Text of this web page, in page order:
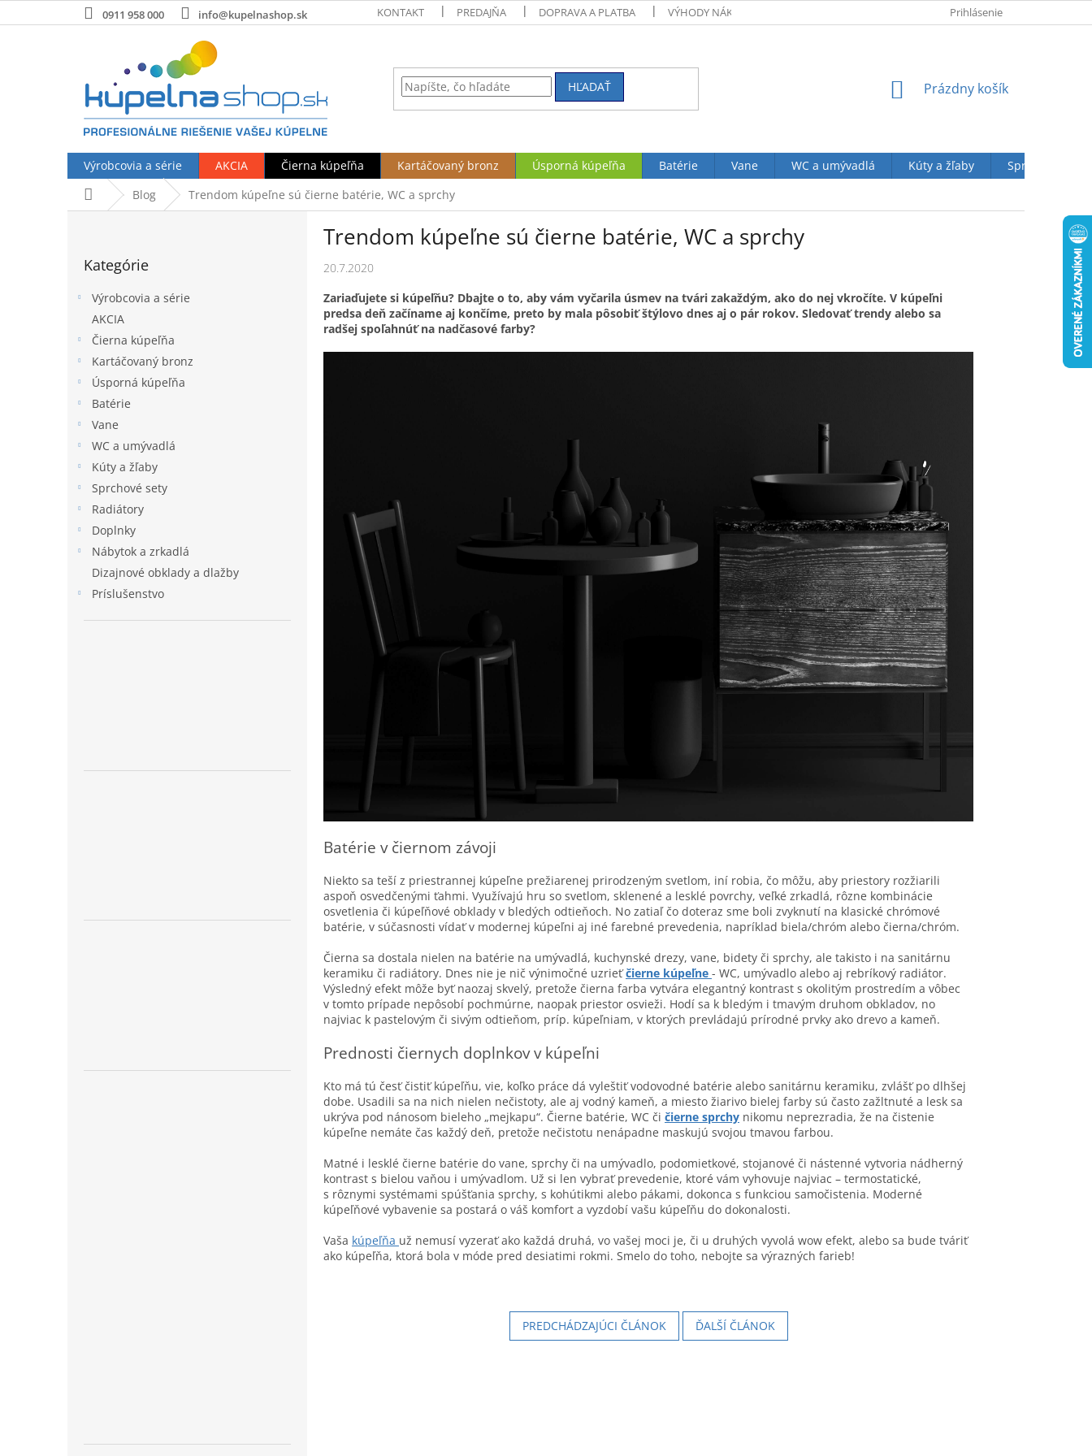
na
0911 958 000 info@kupelnashop.sk KONTAKT PREDAJŇA DOPRAVA A PLATBA VÝHODY NÁKUPU U NÁS OBCHODNÉ PODMIENKY (VOP)Prihlásenie
HĽADAŤ
NÁKUPNÝ
Prázdny košík
Výrobcovia a série AKCIA Čierna kúpeľňa Kartáčovaný bronz Úsporná kúpeľňa Batérie Vane WC a umývadlá Kúty a žľaby
Sprchové sety
DomovBlog Trendom kúpeľne sú čierne batérie, WC a sprchy
kategórie
Kategórie
Výrobcovia a série
AKCIA
Čierna kúpeľňa
Kartáčovaný bronz
Úsporná kúpeľňa
Batérie
Vane
WC a umývadlá
Kúty a žľaby
Sprchové sety
Radiátory
Doplnky
Nábytok a zrkadlá
Dizajnové obklady a dlažby
Príslušenstvo
Trendom kúpeľne sú čierne batérie, WC a sprchy
20.7.2020
Zariaďujete si kúpeľňu? Dbajte o to, aby vám vyčarila úsmev na tvári zakaždým, ako do nej vkročíte. V kúpeľni
predsa deň začíname aj končíme, preto by mala pôsobiť štýlovo dnes aj o pár rokov. Sledovať trendy alebo sa
radšej spoľahnúť na nadčasové farby?
Batérie v čiernom závoji
Niekto sa teší z priestrannej kúpeľne prežiarenej prirodzeným svetlom, iní robia, čo môžu, aby priestory rozžiarili
aspoň osvedčenými ťahmi. Využívajú hru so svetlom, sklenené a lesklé povrchy, veľké zrkadlá, rôzne kombinácie
osvetlenia či kúpeľňové obklady v bledých odtieňoch. No zatiaľ čo doteraz sme boli zvyknutí na klasické chrómové
batérie, v súčasnosti vídať v modernej kúpeľni aj iné farebné prevedenia, napríklad biela/chróm alebo čierna/chróm.
Čierna sa dostala nielen na batérie na umývadlá, kuchynské drezy, vane, bidety či sprchy, ale takisto i na sanitárnu
keramiku či radiátory. Dnes nie je nič výnimočné uzrieťčierne kúpeľne - WC, umývadlo alebo aj rebríkový radiátor.
Výsledný efekt môže byť naozaj skvelý, pretože čierna farba vytvára elegantný kontrast s okolitým prostredím a vôbec
v tomto prípade nepôsobí pochmúrne, naopak priestor osvieži. Hodí sa k bledým i tmavým druhom obkladov, no
najviac k pastelovým či sivým odtieňom, príp. kúpeľniam, v ktorých prevládajú prírodné prvky ako drevo a kameň.
Prednosti čiernych doplnkov v kúpeľni
Kto má tú česť čistiť kúpeľňu, vie, koľko práce dá vyleštiť vodovodné batérie alebo sanitárnu keramiku, zvlášť po dlhšej
dobe. Usadili sa na nich nielen nečistoty, ale aj vodný kameň, a miesto žiarivo bielej farby sú často zažltnuté a lesk sa
ukrýva pod nánosom bieleho „mejkapu“. Čierne batérie, WC či čierne sprchy nikomu neprezradia, že na čistenie
kúpeľne nemáte čas každý deň, pretože nečistotu nenápadne maskujú svojou tmavou farbou.
Matné i lesklé čierne batérie do vane, sprchy či na umývadlo, podomietkové, stojanové či nástenné vytvoria nádherný
kontrast s bielou vaňou i umývadlom. Už si len vybrať prevedenie, ktoré vám vyhovuje najviac – termostatické,
s rôznymi systémami spúšťania sprchy, s kohútikmi alebo pákami, dokonca s funkciou samočistenia. Moderné
kúpeľňové vybavenie sa postará o váš komfort a vyzdobí vašu kúpeľňu do dokonalosti.
Vaša kúpeľňa už nemusí vyzerať ako každá druhá, vo vašej moci je, či u druhých vyvolá wow efekt, alebo sa bude tváriť
ako kúpeľňa, ktorá bola v móde pred desiatimi rokmi. Smelo do toho, nebojte sa výrazných farieb!
PREDCHÁDZAJÚCI ČLÁNOK ĎALŠÍ ČLÁNOK